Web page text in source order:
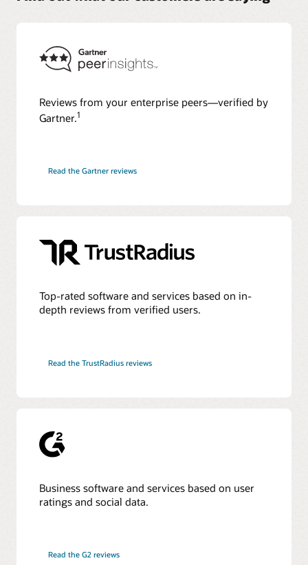
Reviews from your enterprise peers—verified by
Gartner.1
Read the Gartner reviews
Top-rated software and services based on in-
depth reviews from verified users.
Read the TrustRadius reviews
Business software and services based on user
ratings and social data.
Read the G2 reviews